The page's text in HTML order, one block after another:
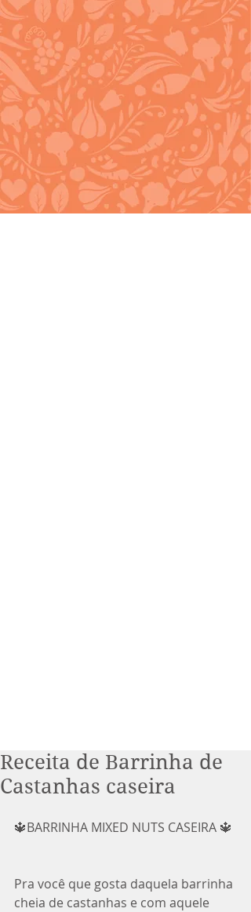
Receita de Barrinha de
Castanhas caseira
🔱BARRINHA MIXED NUTS CASEIRA 🔱
Pra você que gosta daquela barrinha
cheia de castanhas e com aquele